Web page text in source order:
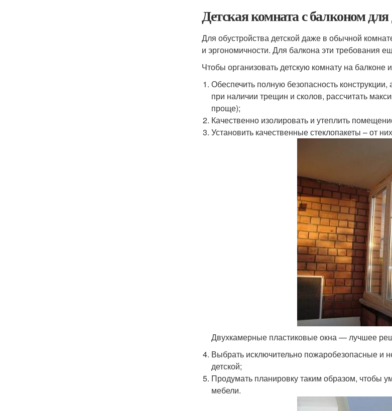
Детская комната с балконом
Для обустройства детской даже в обычной
и эргономичности. Для балкона эти требования
Чтобы организовать детскую комнату на
Обеспечить полную безопасность
при наличии трещин и сколов, рассчитать
проще);
Качественно изолировать и утеплить
Установить качественные стеклопакеты – от
Двухкамерные пластиковые окна — лучшее
Выбрать исключительно пожаробезопасные и
детской;
Продумать планировку таким образом, чтобы
мебели.